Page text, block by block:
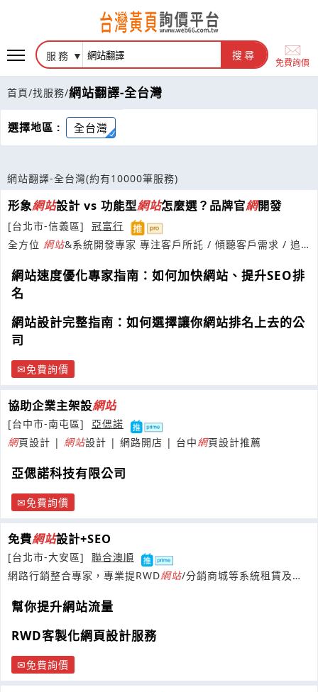
服務 搜尋
免費詢價
首頁/找服務/網站翻譯-全台灣
選擇地區 : 全台灣
網站翻譯-全台灣(約有10000筆服務)
形象網站設計 vs 功能型網站怎麼選？品牌官網開發
[台北市-信義區]
冠富行
全方位 網站&系統開發專家 專注客戶所託 / 傾聽客戶需求 / 追
網站速度優化專家指南：如何加快網站、提升SEO排
名
網站設計完整指南：如何選擇讓你網站排名上去的公
司
免費詢價
協助企業主架設網站
[台中市-南屯區]
亞偲諾
網頁設計 | 網站設計 | 網路開店 | 台中網頁設計推薦
亞偲諾科技有限公司
免費詢價
免費網站設計+SEO
[台北市-大安區]
聯合澳順
網路行銷整合專家，專業提RWD網站/分銷商城等系統租賃及客
幫你提升網站流量
RWD客製化網頁設計服務
免費詢價